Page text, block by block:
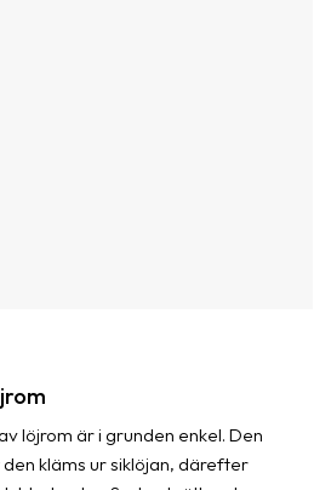
löjrom är i grunden enkel. Den
kläms ur siklöjan, därefter